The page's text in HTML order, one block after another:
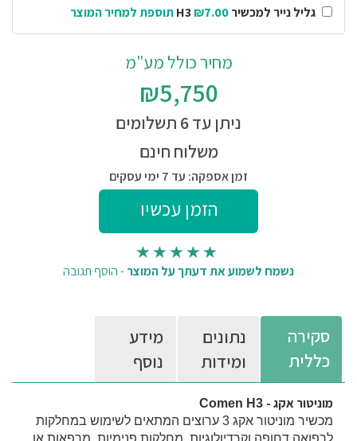
גליל נייר למכשיר H3₪7.00 תוספת למחיר המוצר
מחיר כולל מע"מ
₪5,750
ניתן עד 6 תשלומים
משלוח חינם
זמן אספקה: עד 7 ימי עסקים
נשמח לשמוע את דעתך על המוצר-הוסף תגובה
סקירה
כללית
נתונים
ומידות
מידע
נוסף
מוניטור אקג - Comen H3
מכשיר מוניטור אקג 3 ערוצים המתאים לשימוש במחלקות
לרפואה דחופה וקרדיולוגיות, מחלקות פנימיות, מרפאות או